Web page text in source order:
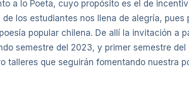
a lo Poeta, cuyo propósito es el de
los estudiantes nos llena de alegría,
popular chilena. De allí la invitación a
semestre del 2023, y primer semestre
talleres que seguirán fomentando nuestra